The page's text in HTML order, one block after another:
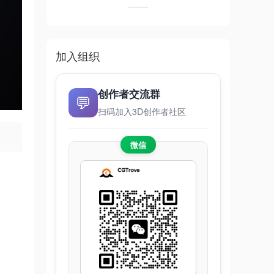
加入组织
💬
创作者交流群
扫码加入3D创作者社区
微信